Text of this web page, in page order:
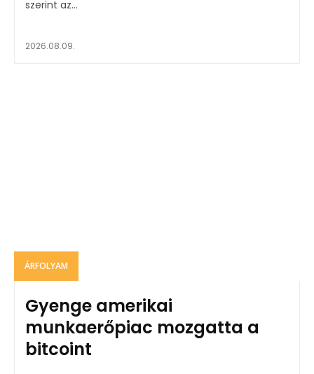
szerint az...
2026.08.09.
ÁRFOLYAM
Gyenge amerikai
munkaerőpiac mozgatta a
bitcoint